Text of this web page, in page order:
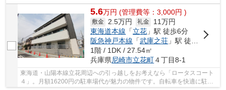
5.6万円 (管理費等：3,000円 )
敷金 2.5万円 礼金
11万円
東海道本線 「立花 」駅 徒歩6分
阪急神戸本線 「武庫之荘 」駅 徒歩19分
1階 / 1DK / 27.54㎡
兵庫県尼崎市立花町４丁目8-1
東海道・山陽本線立花周辺への引っ越しをお考えなら「ロータスコート
４」。月額16200円の駐車場代が魅力の物件です。自転車を快適に駐輪